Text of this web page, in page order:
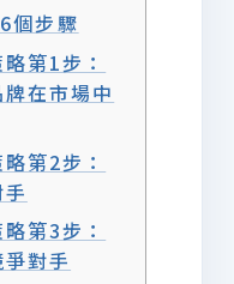
個步驟
第1步：
在市場中
第2步：
第3步：
對手